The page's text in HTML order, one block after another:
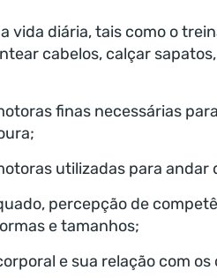
vida diária, tais como o
cabelos, calçar
finas necessárias
utilizadas para andar
percepção de
e tamanhos;
e sua relação com os